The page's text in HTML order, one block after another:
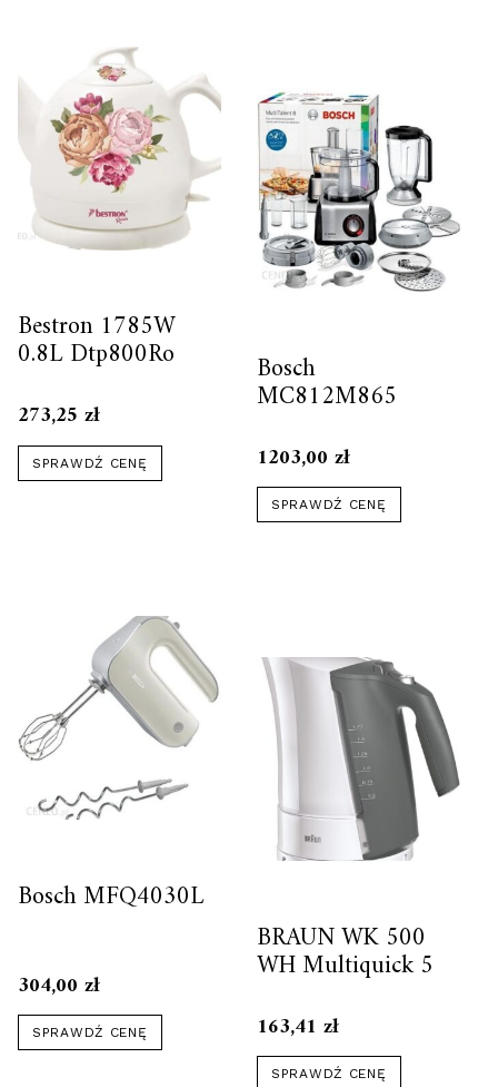
Bestron 1785W
0.8L Dtp800Ro
273,25 zł
SPRAWDŹ CENĘ
Bosch
MC812M865
1203,00zł
SPRAWDŹ CENĘ
Bosch MFQ4030L
304,00 zł
SPRAWDŹ CENĘ
BRAUN WK 500
WH Multiquick 5
163,41zł
SPRAWDŹ CENĘ